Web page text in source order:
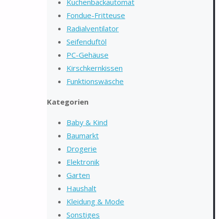
Kuchenbackautomat
Fondue-Fritteuse
Radialventilator
Seifenduftöl
PC-Gehäuse
Kirschkernkissen
Funktionswäsche
Kategorien
Baby & Kind
Baumarkt
Drogerie
Elektronik
Garten
Haushalt
Kleidung & Mode
Sonstiges